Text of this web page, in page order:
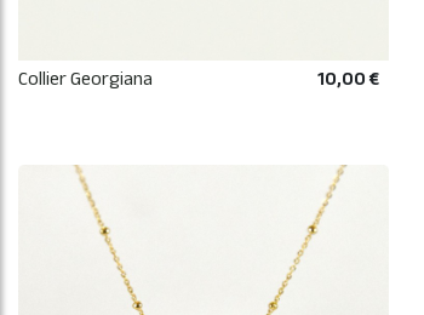
AJOUTER AU PANIER
Collier Georgiana 10,00 €